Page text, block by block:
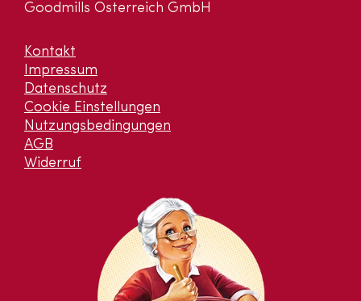
Goodmills Österreich GmbH
Kontakt
Impressum
Datenschutz
Cookie Einstellungen
Nutzungsbedingungen
AGB
Widerruf